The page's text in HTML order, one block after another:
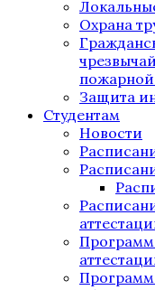
Охрана
пожарной
Защита
Студентам
Новости